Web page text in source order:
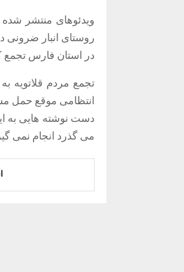
روستای انبار ضرونی
در استان فارس تجمع
تجمع مردم قلاتویه
انتظامی موقع حمل
دست نوشته هایی به
می گذرد انجام نمی